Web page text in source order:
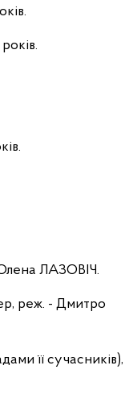
Олена ЛАЗОВІЧ.
реж. - Дмитро
її сучасників),